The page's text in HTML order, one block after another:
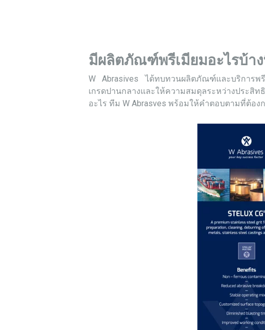
มีผลิตภัณฑ์พรีเมียมอะไรบ้า
W Abrasives ได้ทบทวนผลิตภัณฑ์และบริการพรี
เกรดปานกลางและให้ความสมดุลระหว่างประ
อะไร ทีม W Abrasves พร้อมให้คำตอบตามที่ต้อง